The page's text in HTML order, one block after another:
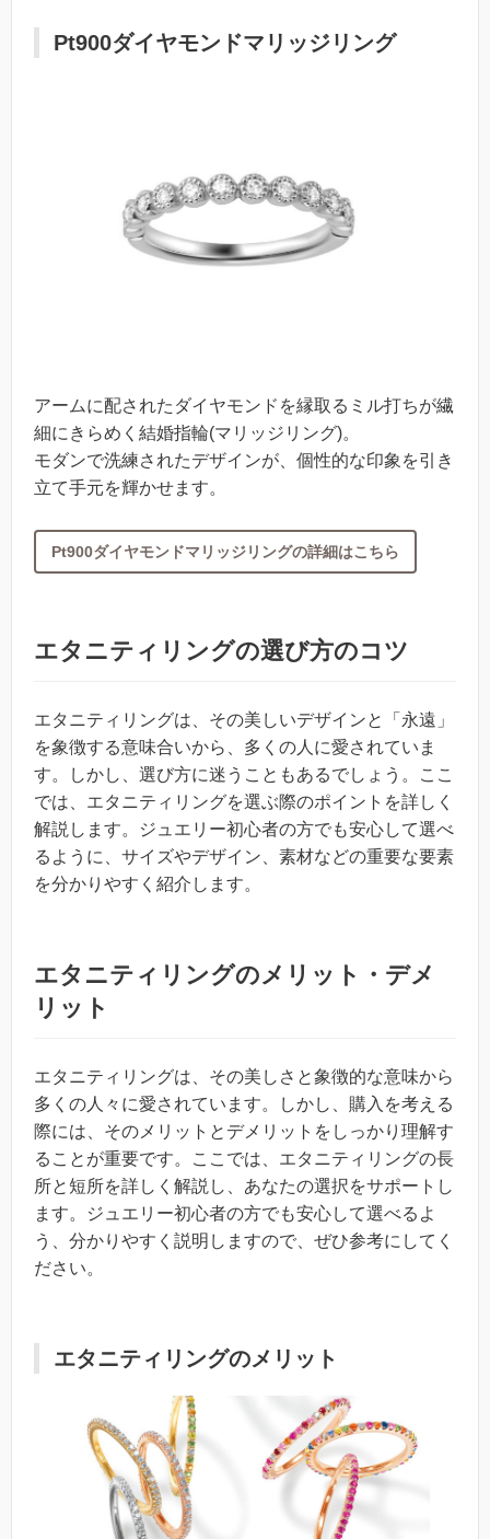
Pt900ダイヤモンドマリッジリング
アームに配されたダイヤモンドを縁取るミル打ちが繊
細にきらめく結婚指輪(マリッジリング)。
モダンで洗練されたデザインが、個性的な印象を引き
立て手元を輝かせます。
Pt900ダイヤモンドマリッジリングの詳細はこちら
エタニティリングの選び方のコツ
エタニティリングは、その美しいデザインと「永遠」
を象徴する意味合いから、多くの人に愛されていま
す。しかし、選び方に迷うこともあるでしょう。ここ
では、エタニティリングを選ぶ際のポイントを詳しく
解説します。ジュエリー初心者の方でも安心して選べ
るように、サイズやデザイン、素材などの重要な要素
を分かりやすく紹介します。
エタニティリングのメリット・デメ
リット
エタニティリングは、その美しさと象徴的な意味から
多くの人々に愛されています。しかし、購入を考える
際には、そのメリットとデメリットをしっかり理解す
ることが重要です。ここでは、エタニティリングの長
所と短所を詳しく解説し、あなたの選択をサポートし
ます。ジュエリー初心者の方でも安心して選べるよ
う、分かりやすく説明しますので、ぜひ参考にしてく
ださい。
エタニティリングのメリット